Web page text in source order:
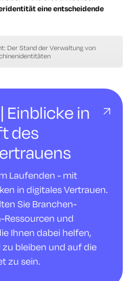
eine entscheidende
Der Stand der Verwaltung von
Einblicke in
des
Laufenden - mit
in digitales Vertrauen.
Sie Branchen-
Ressourcen und
Ihnen dabei helfen,
bleiben und auf die
zu sein.